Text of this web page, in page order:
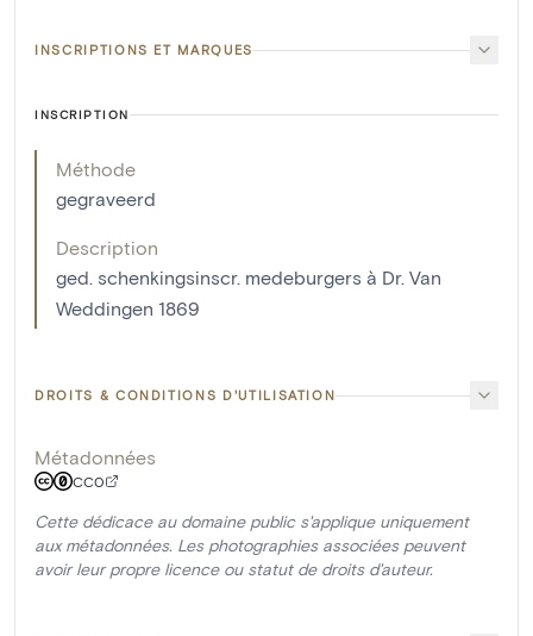
INSCRIPTIONS ET MARQUES
INSCRIPTION
Méthode
gegraveerd
Description
ged. schenkingsinscr. medeburgers à Dr. Van
Weddingen 1869
DROITS & CONDITIONS D'UTILISATION
Métadonnées
CC0
Cette dédicace au domaine public s'applique uniquement
aux métadonnées. Les photographies associées peuvent
avoir leur propre licence ou statut de droits d'auteur.